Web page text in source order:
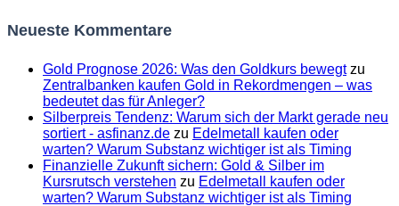
Neueste Kommentare
Gold Prognose 2026: Was den Goldkurs bewegtzu
Zentralbanken kaufen Gold in Rekordmengen – was
bedeutet das für Anleger?
Silberpreis Tendenz: Warum sich der Markt gerade neu
sortiert - asfinanz.de zu Edelmetall kaufen oder
warten? Warum Substanz wichtiger ist als Timing
Finanzielle Zukunft sichern: Gold & Silber im
Kursrutsch verstehen zu Edelmetall kaufen oder
warten? Warum Substanz wichtiger ist als Timing